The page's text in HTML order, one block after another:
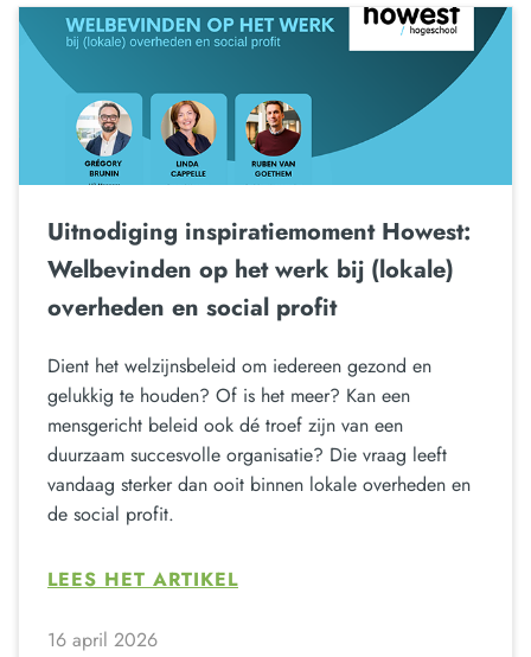
Uitnodiging inspiratiemoment Howest:
Welbevinden op het werk bij (lokale)
overheden en social profit
Dient het welzijnsbeleid om iedereen gezond en
gelukkig te houden? Of is het meer? Kan een
mensgericht beleid ook dé troef zijn van een
duurzaam succesvolle organisatie? Die vraag leeft
vandaag sterker dan ooit binnen lokale overheden en
de social profit.
LEES HET ARTIKEL
16 april 2026